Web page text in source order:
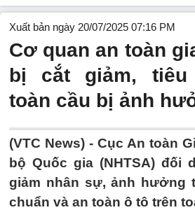
Xuất bản ngày 20/07/2025 07:16 PM
Cơ quan an toàn
bị cắt giảm, tiêu
toàn cầu bị ảnh
(VTC News) - Cục An toàn
bộ Quốc gia (NHTSA) đối
giảm nhân sự, ảnh hưởng
chuẩn và an toàn ô tô trên